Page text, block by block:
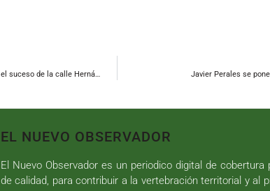
Javier Perales se
EL NUEVO OBSERVADOR
El Nuevo Observador es un periodico digital de
de calidad, para contribuir a la vertebración territorial y al